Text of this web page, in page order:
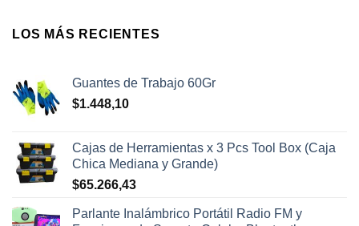
LOS MÁS RECIENTES
Guantes de Trabajo 60Gr
$1.448,10
Cajas de Herramientas x 3 Pcs Tool Box (Caja
Chica Mediana y Grande)
$65.266,43
Parlante Inalámbrico Portátil Radio FM y